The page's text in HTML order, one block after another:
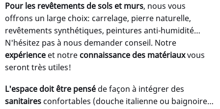
Pour les revêtements de sols et murs, nous vous
offrons un large choix: carrelage, pierre naturelle,
revêtements synthétiques, peintures anti-humidité…
N'hésitez pas à nous demander conseil. Notre
expérience et notre connaissance des matériauxvous
seront très utiles!
L'espace doit être pensé de façon à intégrer des
sanitaires confortables (douche italienne ou baignoire…